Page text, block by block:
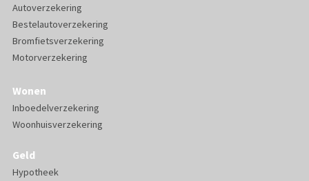
Autoverzekering
Bestelautoverzekering
Bromfietsverzekering
Motorverzekering
Wonen
Inboedelverzekering
Woonhuisverzekering
Geld
Hypotheek